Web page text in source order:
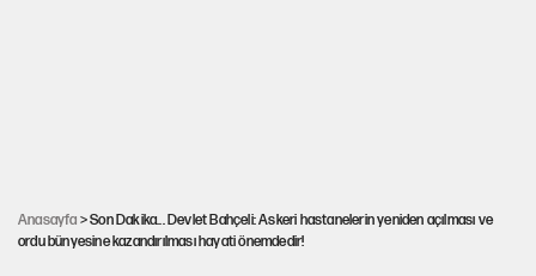
Anasayfa > Son Dakika... Devlet Bahçeli: Askeri hastanelerin yeniden açılması ve
ordu bünyesine kazandırılması hayati önemdedir!